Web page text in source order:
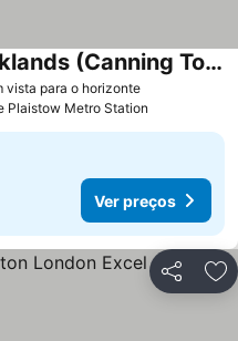
vista para o horizonteVer preços
Premier Inn London Docklands (Canning Town) hotel
Plaistow Metro Station
Ver preços
Partilhar